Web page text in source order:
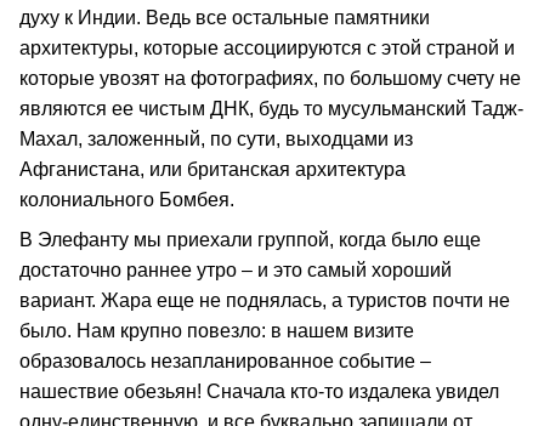
духу к Индии. Ведь все остальные памятники
архитектуры, которые ассоциируются с этой страной и
которые увозят на фотографиях, по большому счету не
являются ее чистым ДНК, будь то мусульманский Тадж-
Махал, заложенный, по сути, выходцами из
Афганистана, или британская архитектура
колониального Бомбея.
В Элефанту мы приехали группой, когда было еще
достаточно раннее утро – и это самый хороший
вариант. Жара еще не поднялась, а туристов почти не
было. Нам крупно повезло: в нашем визите
образовалось незапланированное событие –
нашествие обезьян! Сначала кто-то издалека увидел
одну-единственную, и все буквально запищали от